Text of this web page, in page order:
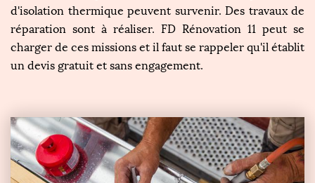
d'isolation thermique peuvent survenir. Des travaux de
réparation sont à réaliser. FD Rénovation 11 peut se
charger de ces missions et il faut se rappeler qu'il établit
un devis gratuit et sans engagement.